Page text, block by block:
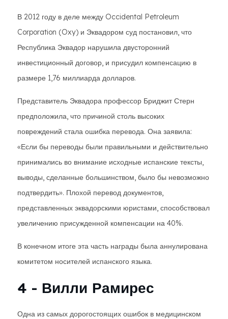
В 2012 году в деле между Occidental Petroleum
Corporation (Oxy) и Эквадором суд постановил, что
Республика Эквадор нарушила двусторонний
инвестиционный договор, и присудил компенсацию в
размере 1,76 миллиарда долларов.
Представитель Эквадора профессор Бриджит Стерн
предположила, что причиной столь высоких
повреждений стала ошибка перевода. Она заявила:
«Если бы переводы были правильными и действительно
принимались во внимание исходные испанские тексты,
выводы, сделанные большинством, было бы невозможно
подтвердить». Плохой перевод документов,
представленных эквадорскими юристами, способствовал
увеличению присужденной компенсации на 40%.
В конечном итоге эта часть награды была аннулирована
комитетом носителей испанского языка.
4 - Вилли Рамирес
Одна из самых дорогостоящих ошибок в медицинском